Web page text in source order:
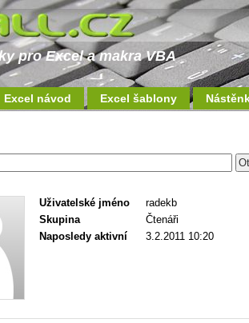
pro Excel a makra VBA
Excel návod Excel šablony
Uživatelské jméno
radekb
Skupina
Čtenáři
Naposledy aktivní
3.2.2011 10:20